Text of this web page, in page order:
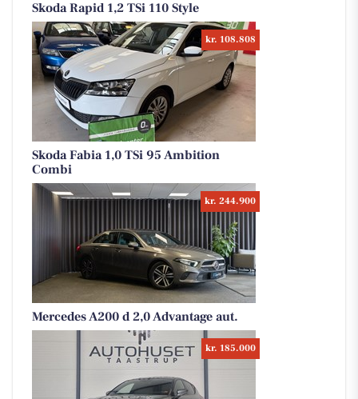
Skoda Rapid 1,2 TSi 110 Style
kr. 108.808
Skoda Fabia 1,0 TSi 95 Ambition
Combi
kr. 244.900
Mercedes A200 d 2,0 Advantage aut.
kr. 185.000